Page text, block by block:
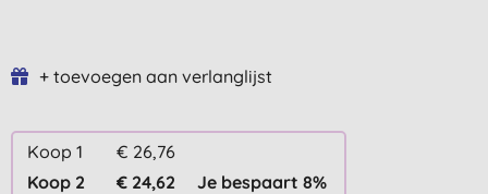
+ toevoegen aan verlanglijst
Koop 1
€ 26,76
Koop 2
€ 24,62
Je bespaart 8%